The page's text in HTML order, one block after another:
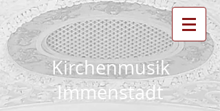
Kirchenmusik
Immenstadt